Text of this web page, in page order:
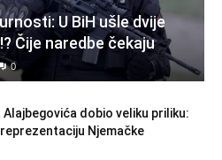
U BiH ušle dvije
Čije naredbe čekaju
0
Alajbegovića dobio veliku priliku:
reprezentaciju Njemačke